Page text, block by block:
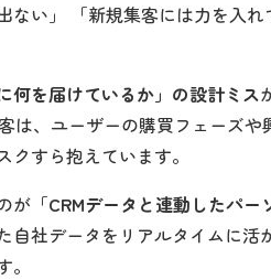
ない」 「新規集客には力を入
何を届けているか」の設計ミス
、ユーザーの購買フェーズや
すら抱えています。
が「CRMデータと連動したパー
社データをリアルタイムに活